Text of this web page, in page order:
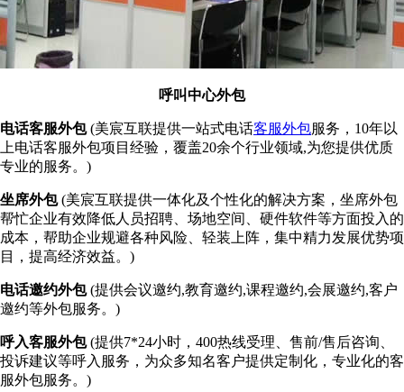
呼叫中心外包
电话客服外包(美宸互联提供一站式电话客服外包服务，10年以
上电话客服外包项目经验，覆盖20余个行业领域,为您提供优质
专业的服务。)
坐席外包(美宸互联提供一体化及个性化的解决方案，坐席外包
帮忙企业有效降低人员招聘、场地空间、硬件软件等方面投入的
成本，帮助企业规避各种风险、轻装上阵，集中精力发展优势项
目，提高经济效益。)
电话邀约外包(提供会议邀约,教育邀约,课程邀约,会展邀约,客户
邀约等外包服务。)
呼入客服外包(提供7*24小时，400热线受理、售前/售后咨询、
投诉建议等呼入服务，为众多知名客户提供定制化，专业化的客
服外包服务。)